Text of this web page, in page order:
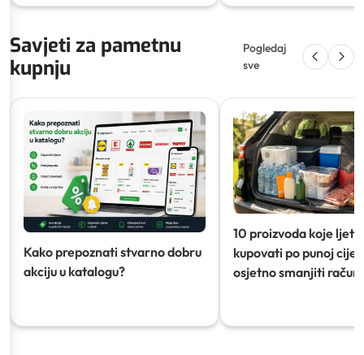
Savjeti za pametnu
kupnju
Pogledaj
sve
Kako prepoznati stvarno dobru
akciju u katalogu?
10 proizvoda koje ljeti
kupovati po punoj
osjetno smanjiti račun)